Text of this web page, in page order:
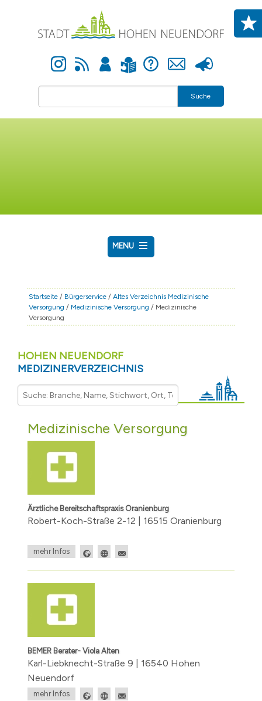
Instagram Newsfeed Anmelden Leichte Sprache Hilfe Kontakt Presse
Suche
MENU
RATHAUS & POLITIK
TOURISMUS
BAUEN & WIRTSCHAFT
Startseite / Bürgerservice /Altes Verzeichnis Medizinische
Versorgung / Medizinische Versorgung / Medizinische
Versorgung
HOHEN NEUENDORF
MEDIZINERVERZEICHNIS
Medizinische Versorgung
Ärztliche Bereitschaftspraxis Oranienburg
Robert-Koch-Straße 2-12 | 16515 Oranienburg
mehr Infos
BEMER Berater- Viola Alten
Karl-Liebknecht-Straße 9 | 16540 Hohen
Neuendorf
mehr Infos